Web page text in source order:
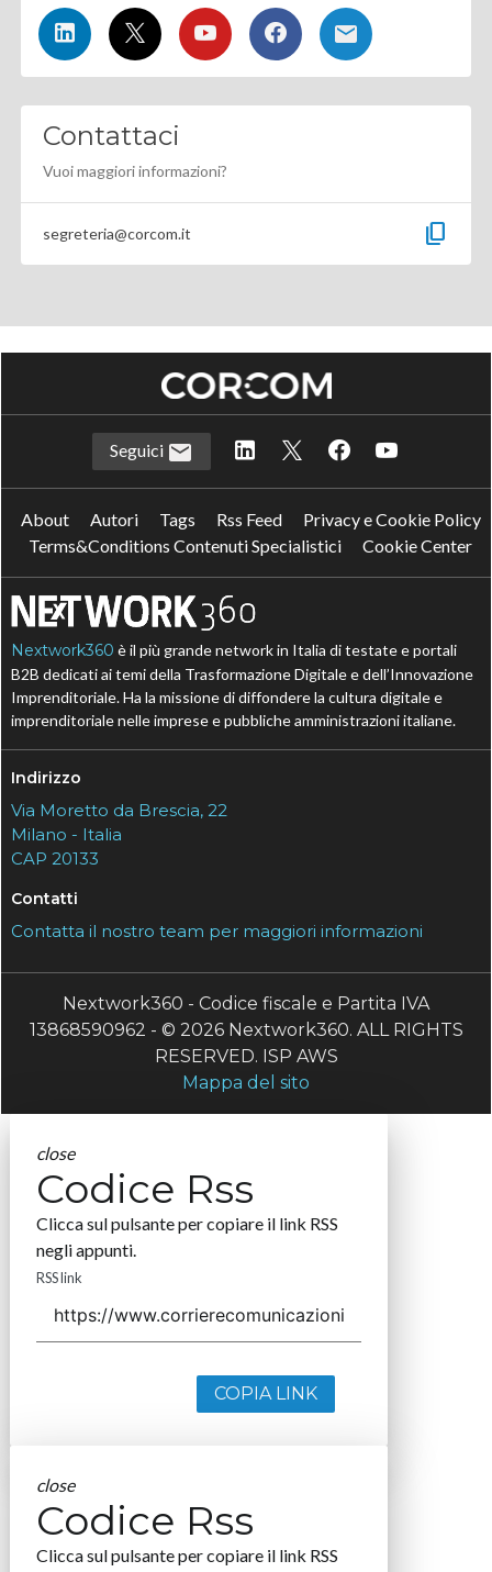
Contattaci
Vuoi maggiori informazioni?
segreteria@corcom.it content_copy
Seguici
About Autori Tags Rss Feed
Privacy e Cookie Policy
Terms&Conditions Contenuti Specialistici
Cookie Center
Nextwork360 è il più grande network in Italia di testate e portali
B2B dedicati ai temi della Trasformazione Digitale e dell’Innovazione
Imprenditoriale. Ha la missione di diffondere la cultura digitale e
imprenditoriale nelle imprese e pubbliche amministrazioni italiane.
Indirizzo
Via Moretto da Brescia, 22
Milano - Italia
CAP 20133
Contatti
Contatta il nostro team per maggiori informazioni
Nextwork360 - Codice fiscale e Partita IVA
13868590962 - © 2026 Nextwork360. ALL RIGHTS
RESERVED. ISP AWS
Mappa del sito
close
Codice Rss
Clicca sul pulsante per copiare il link RSS
negli appunti.
RSS link
COPIA LINK
close
Codice Rss
Clicca sul pulsante per copiare il link RSS